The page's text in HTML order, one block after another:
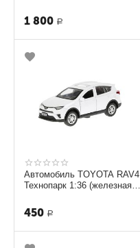
1 800 Р
Автомобиль TOYOTA RAV4
Технопарк 1:36 (железная
450 Р